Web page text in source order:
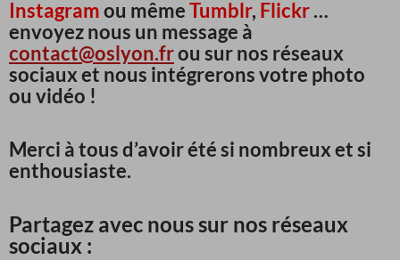
Instagramou mêmeTumblr, Flickr…
envoyez nous un message à
contact@oslyon.frou sur nos réseaux
sociaux et nous intégrerons votre photo
ou vidéo !
Merci à tous d’avoir été si nombreux et si
enthousiaste.
Partagez avec nous sur nos réseaux
sociaux :